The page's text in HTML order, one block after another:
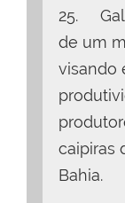
25.
de um
visando
caipiras
Bahia.